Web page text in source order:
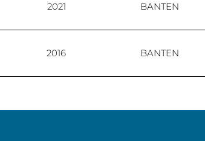
2021 BANTEN
2016 BANTEN